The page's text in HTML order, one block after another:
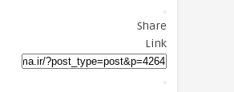
Share
Link